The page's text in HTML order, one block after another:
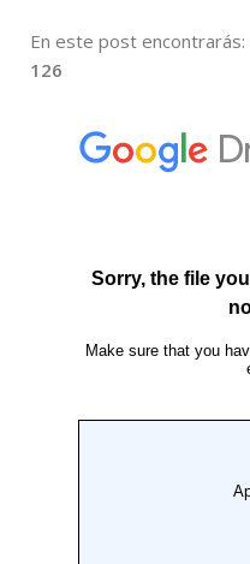
En este post encontrarás:
126